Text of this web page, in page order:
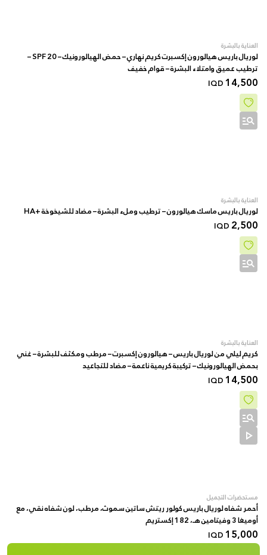
العناية بالبشرة
لوريال باريس هيالورون إكسبرت كريم نهاري – حمض الهيالورونيك – SPF 20 –
ترطيب عميق وامتلاء البشرة – قوام خفيف
14,500
IQD
العناية بالبشرة
لوريال باريس ماسك هيالورون – ترطيب وملء البشرة – مضاد للشيخوخة +HA
2,500
IQD
العناية بالبشرة
كريم ليلي من لوريال باريس – هيالورون إكسبرت – مرطب ومكثف للبشرة – غني
بحمض الهيالورونيك – تركيبة كريمية ناعمة – مضاد للتجاعيد
14,500
IQD
مستحضرات التجميل
أحمر شفاه لوريال باريس كولور ريتش ساتين سموث، مرطب، لون شفاه نقي، مع
أوميغا 3 وفيتامين هـ، 182 إكستريم
15,000
IQD